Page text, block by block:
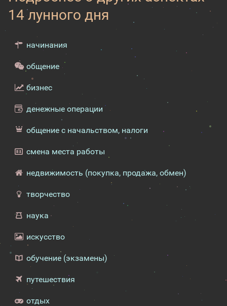
14 лунного дня
начинания
общение
бизнес
денежные операции
общение с начальством, налоги
смена места работы
недвижимость (покупка, продажа, обмен)
творчество
наука
искусство
обучение (экзамены)
путешествия
отдых